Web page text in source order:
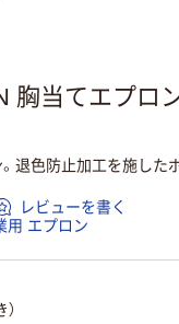
胸当てエプロ
退色防止加工を施した
レビューを書く
用 エプロン